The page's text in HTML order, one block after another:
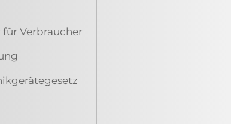
Verbraucher